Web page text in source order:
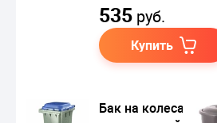
535 руб.
Купить
Бак на колесах для